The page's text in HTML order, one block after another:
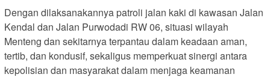
Dengan dilaksanakannya patroli jalan kaki di kawasan Jalan
Kendal dan Jalan Purwodadi RW 06, situasi wilayah
Menteng dan sekitarnya terpantau dalam keadaan aman,
tertib, dan kondusif, sekaligus memperkuat sinergi antara
kepolisian dan masyarakat dalam menjaga keamanan